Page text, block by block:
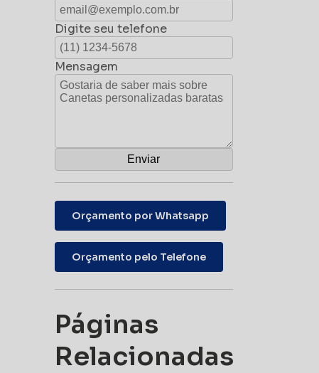
Digite seu telefone
Mensagem
Orçamento por Whatsapp
Orçamento pelo Telefone
Páginas
Relacionadas